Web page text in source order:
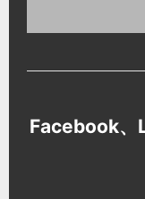
Facebook、